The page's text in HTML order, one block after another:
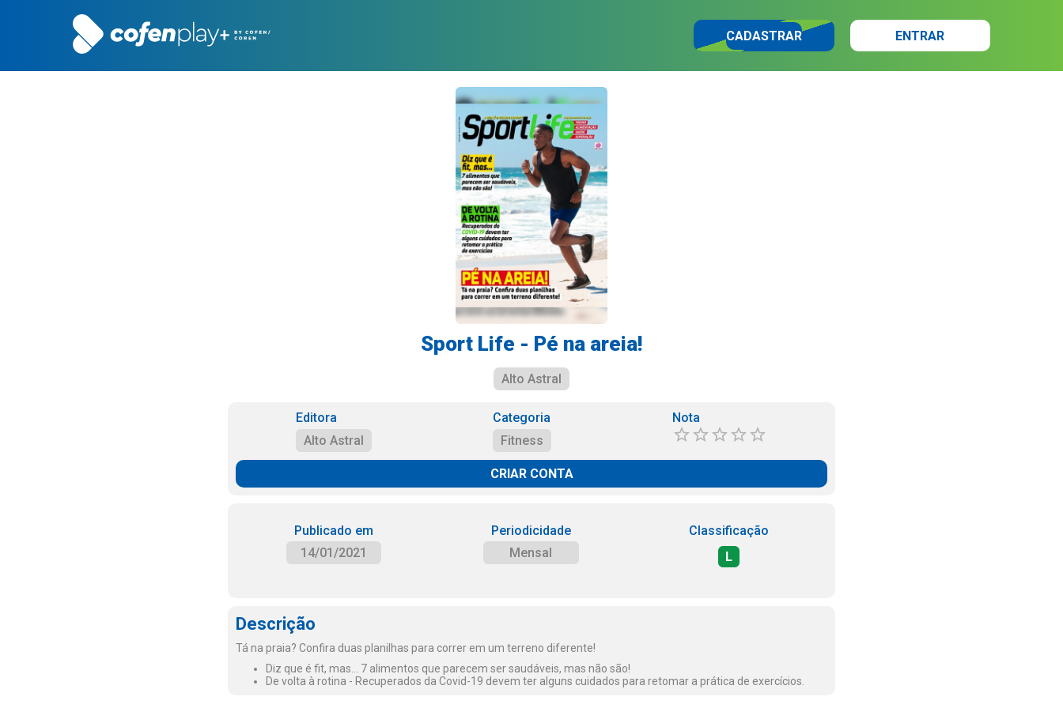
CADASTRAR ENTRAR
Sport Life - Pé na areia!
Alto Astral
Editora
Alto Astral
Categoria
Fitness
Nota
CRIAR CONTA
Publicado em
14/01/2021
Periodicidade
Mensal
Classificação
L
Descrição
Tá na praia? Confira duas planilhas para correr em um terreno diferente!
Diz que é fit, mas... 7 alimentos que parecem ser saudáveis, mas não são!
De volta à rotina - Recuperados da Covid-19 devem ter alguns cuidados para retomar a prática de exercícios.